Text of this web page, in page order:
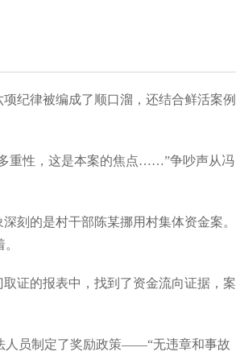
纪律被编成了顺口溜，还结合鲜活案例
重性，这是本案的焦点……”争吵声从冯
刻的是村干部陈某挪用村集体资金案。
证的报表中，找到了资金流向证据，案
人员制定了奖励政策——“无违章和事故